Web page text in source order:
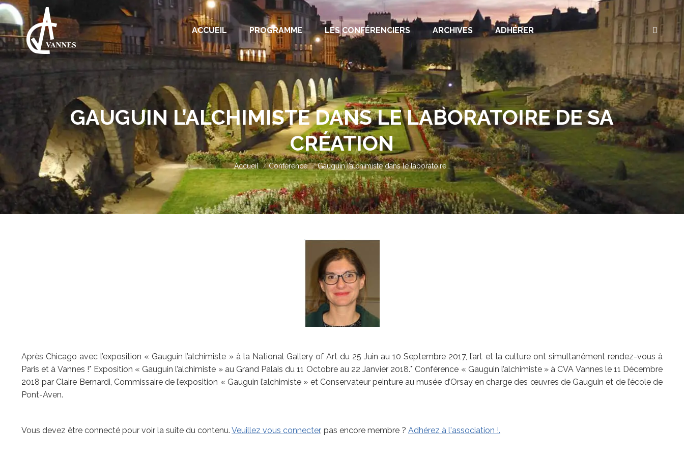
ACCUEIL PROGRAMME LES CONFÉRENCIERS ARCHIVES ADHÉRER
:
GAUGUIN L’ALCHIMISTE DANS LE LABORATOIRE DE SA
CRÉATION
Vous êtes ici :
Accueil Conférence Gauguin l’alchimiste dans le laboratoire…
Après Chicago avec l’exposition « Gauguin l’alchimiste » à la National Gallery of Art du 25 Juin au 10 Septembre 2017, l’art et la culture ont simultanément rendez-vous à
Paris et à Vannes !* Exposition « Gauguin l’alchimiste » au Grand Palais du 11 Octobre au 22 Janvier 2018.* Conférence « Gauguin l’alchimiste » à CVA Vannes le 11 Décembre
2018 par Claire Bernardi, Commissaire de l’exposition « Gauguin l’alchimiste » et Conservateur peinture au musée d’Orsay en charge des œuvres de Gauguin et de l’école de
Pont-Aven.
Vous devez être connecté pour voir la suite du contenu. Veuillez vous connecter, pas encore membre ? Adhérez à l'association !.